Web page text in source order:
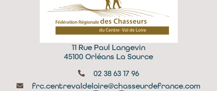
11 Rue Paul Langevin
45100 Orléans La Source
02 38 63 17 96
frc.centrevaldeloire@chasseurdefrance.com